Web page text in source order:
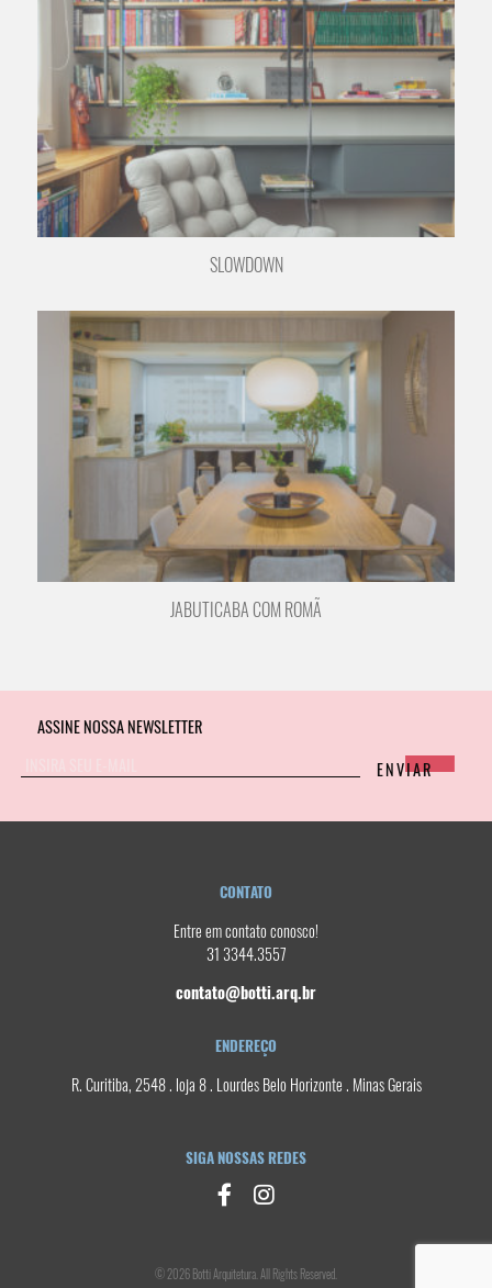
SLOWDOWN
JABUTICABA COM ROMÃ
ASSINE NOSSA NEWSLETTER
CONTATO
Entre em contato conosco!
31 3344.3557
contato@botti.arq.br
ENDEREÇO
R. Curitiba, 2548 . loja 8 . Lourdes Belo Horizonte . Minas Gerais
SIGA NOSSAS REDES
© 2026 Botti Arquitetura. All Rights Reserved.